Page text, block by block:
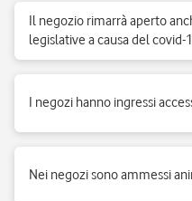
Il negozio rimarrà aperto
legislative a causa del covid-
I negozi hanno ingressi
Nei negozi sono ammessi